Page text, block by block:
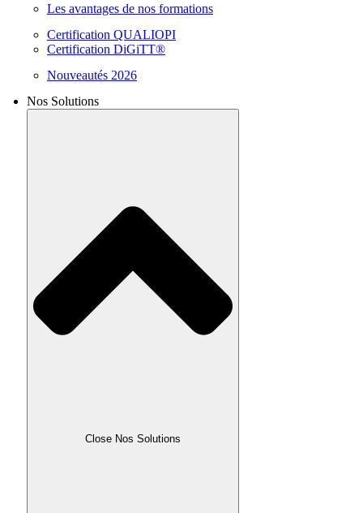
Les avantages de nos formations
Certification QUALIOPI
Certification DiGiTT®
Nouveautés 2026
Nos Solutions
Close Nos Solutions